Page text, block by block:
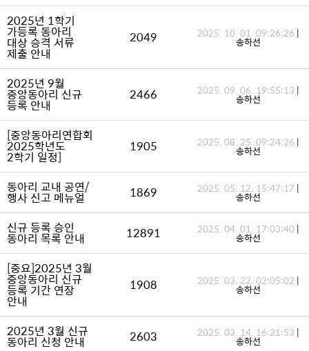
2025년 1학기
가등록 동아리
대상 승격 서류
제출 안내
2049 2025. 10. 01. 09:26:26 |
송하선
2025년 9월
중앙동아리 신규
등록 안내
2466 2025. 09. 06. 19:55:13 |
송하선
[중앙동아리연합회
2025학년도
2학기 일정]
1905 2025. 08. 25. 09:24:26 |
송하선
동아리 교내 공연/
행사 신고 메뉴얼 1869 2025. 05. 12. 15:47:17 |
송하선
신규 등록 승인
동아리 목록 안내 12891 2025. 04. 01. 17:03:40|
송하선
[중요]2025년 3월
중앙동아리 신규
등록 기간 연장
안내
1908 2025. 03. 22. 02:05:02 |
송하선
2025년 3월 신규
동아리 신청 안내 2603 2025. 03. 14. 16:21:53 |
송하선